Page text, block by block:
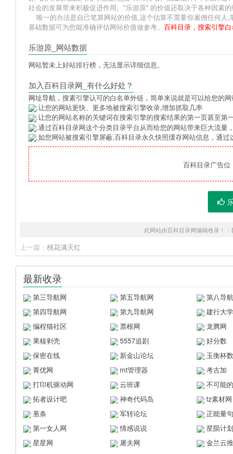
社会的发展带来积极促进作用。"乐游原" 的价值还取决于各种因素
唯一的办法是自己笔算网站的价值,这个估算不需要你雇佣任何人
基础数据可为您能准确评估网站价值做参考。百科目录，搜索引擎白
乐游原_网站数据
网站暂未上好站排行榜，无法显示详细信息。
加入百科目录网_有什么好处？
网址导航 ，搜素引擎认可的白名单外链，简单来说就是可以给您的
.让您的网站更快、更多地被搜索引擎收录,增加抓取几率
.让您的网站名称的关键词在搜索引擎的搜索结果的第一页甚至第
.通过百科目录网这个分类目录平台从而给您的网站带来巨大流量
.如您网站被搜索引擎屏蔽,百科目录永久快照缓存网站信息，通
百科目录广告
此网站由百科目录网编辑收录！：
上一篇： 桃花满天红
最新收录
第三导航网 第五导航网 第八导
第四导航网
第九导航网 建行大学
编程猫社区
票根网 龙腾网
果核剥壳
5557追剧 好分数
保密在线
新金山论坛 玉衡杯
菁优网
mt管理器 考古加
打印机驱动网
云班课 不可能
拓者设计吧
神奇代码岛 tz素材网
葱条
军转论坛 正能量
第一女人网
情感说说 星陨计划
星星网
屠夫网 金兰云